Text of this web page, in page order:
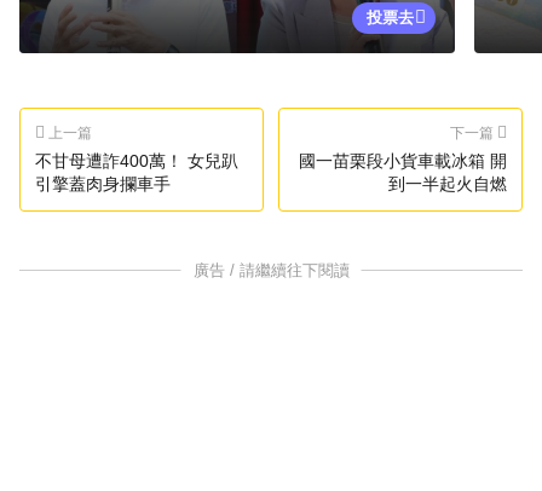
投票去
上一篇
不甘母遭詐400萬！ 女兒趴
引擎蓋肉身攔車手
下一篇
國一苗栗段小貨車載冰箱 開
到一半起火自燃
廣告 / 請繼續往下閱讀